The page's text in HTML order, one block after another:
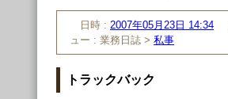
日時 : 2007年05月23日 14:34
ュー : 業務日誌 > 私事
トラックバック